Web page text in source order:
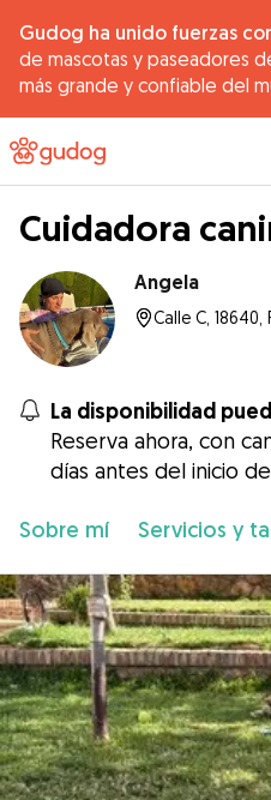
Gudog ha unido fuerzas
de mascotas y paseadores
más grande y confiable del
Cuidadora
Angela
Calle C, 18640,
La disponibilidad
Reserva ahora, con
días antes del inicio
Sobre mí Servicios y